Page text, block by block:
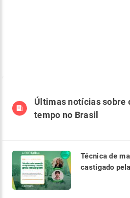
Últimas notícias sobre
tempo no Brasil
Técnica de
castigado